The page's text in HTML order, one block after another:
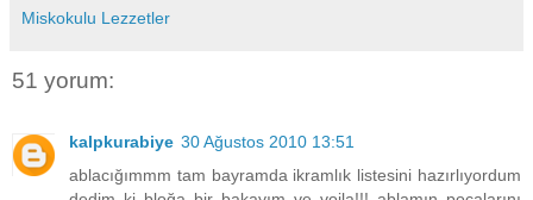
Miskokulu Lezzetler
51 yorum:
kalpkurabiye 30 Ağustos 2010 13:51
ablacığımmm tam bayramda ikramlık listesini hazırlıyordum